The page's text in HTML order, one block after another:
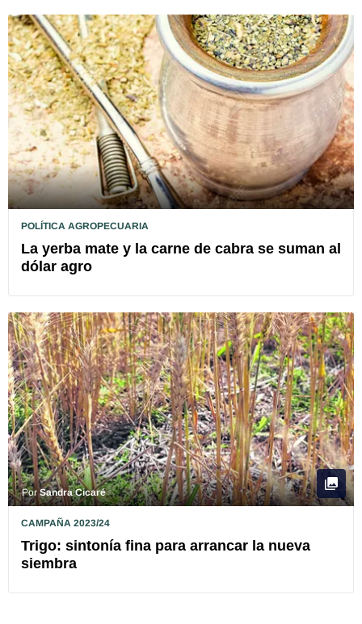
POLÍTICA AGROPECUARIA
La yerba mate y la carne de cabra se suman al
dólar agro
PorSandra Cicaré
CAMPAÑA 2023/24
Trigo: sintonía fina para arrancar la nueva
siembra